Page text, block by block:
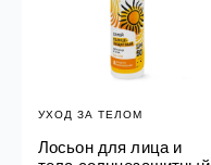
УХОД ЗА ТЕЛОМ
Лосьон для лица и